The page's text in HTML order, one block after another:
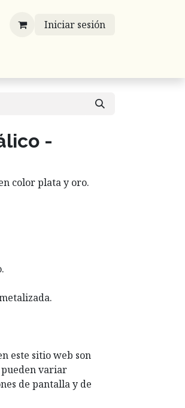
Iniciar sesión
-
color plata y oro.
este sitio web son
variar
de pantalla y de